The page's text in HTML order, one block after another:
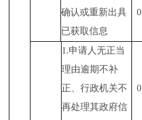
确认或重新出具
已获取信息
0
1.申请人无正当
理由逾期不补
正、行政机关不
再处理其政府信
0